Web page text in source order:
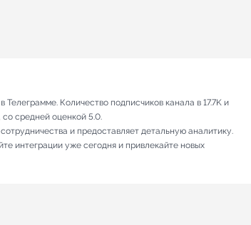
Количество подписчиков канала в 17.7K и
со средней оценкой 5.0.
и предоставляет детальную аналитику.
интеграции уже сегодня и привлекайте новых